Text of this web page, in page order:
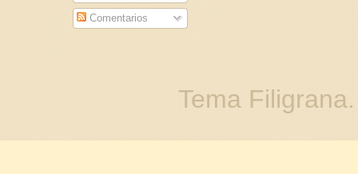
Comentarios
Tema